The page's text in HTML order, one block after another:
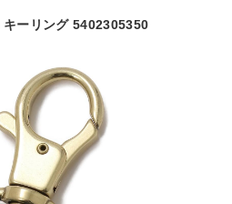
ーリング 5402305350